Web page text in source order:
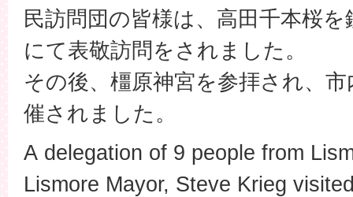
民訪問団の皆様は、高田千本桜
にて表敬訪問をされました。
その後、橿原神宮を参拝され、
催されました。
A delegation of 9 people from
Lismore Mayor, Steve Krieg